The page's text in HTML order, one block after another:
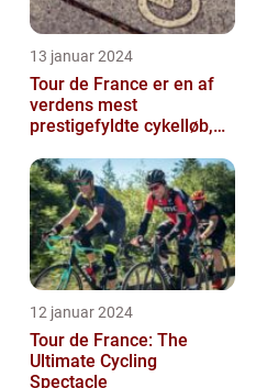
13 januar 2024
Tour de France er en af
verdens mest
prestigefyldte cykelløb,
publikum fra...
12 januar 2024
Tour de France: The
Ultimate Cycling
Spectacle